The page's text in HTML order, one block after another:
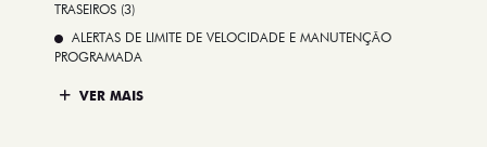
TRASEIROS (3)
ALERTAS DE LIMITE DE VELOCIDADE E MANUTENÇÃO
PROGRAMADA
VER MAIS